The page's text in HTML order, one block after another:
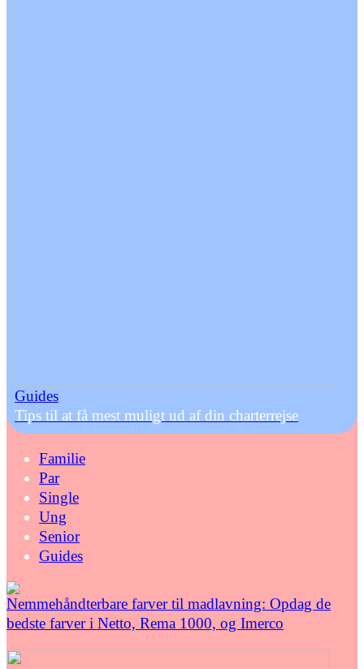
Guides
Tips til at få mest muligt ud af din charterrejse
Familie
Par
Single
Ung
Senior
Guides
Nemmehåndterbare farver til madlavning: Opdag de
bedste farver i Netto, Rema 1000, og Imerco